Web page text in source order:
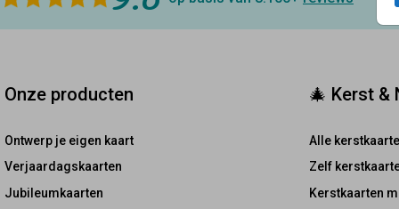
Onze producten
Ontwerp je eigen kaart
Verjaardagskaarten
Jubileumkaarten
🎄 Kerst &
Alle
Zelf
Kerstkaarten